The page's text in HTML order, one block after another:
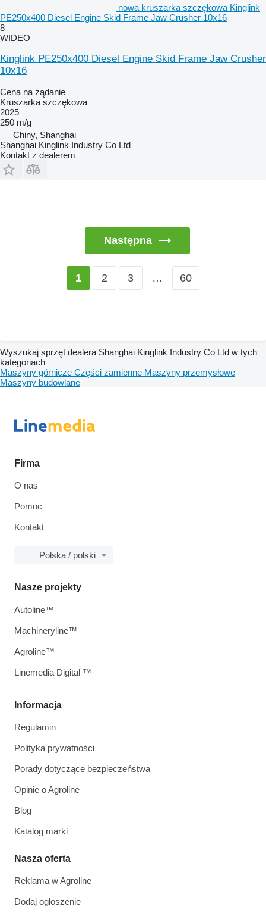
nowa kruszarka szczękowa Kinglink
PE250x400 Diesel Engine Skid Frame Jaw Crusher 10x16
8
WIDEO
Kinglink PE250x400 Diesel Engine Skid Frame Jaw Crusher
10x16
Cena na żądanie
Kruszarka szczękowa
2025
250 m/g
Chiny, Shanghai
Shanghai Kinglink Industry Co Ltd
Kontakt z dealerem
Następna
1 2 3 … 60
Wyszukaj sprzęt dealera Shanghai Kinglink Industry Co Ltd w tych
kategoriach
Maszyny górnicze Części zamienne Maszyny przemysłowe
Maszyny budowlane
Firma
O nas
Pomoc
Kontakt
Polska / polski
Informacja
Regulamin
Polityka prywatności
Porady dotyczące bezpieczeństwa
Opinie o Agroline
Blog
Katalog marki
Nasza oferta
Reklama w Agroline
Dodaj ogłoszenie
Nasze projekty
Autoline™
Machineryline™
Agroline™
Linemedia Digital ™